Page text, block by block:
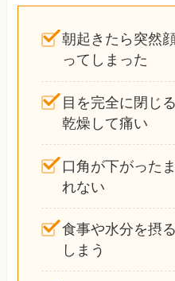
朝起きたら突然
ってしまった
目を完全に閉じ
乾燥して痛い
口角が下がった
れない
食事や水分を摂
しまう